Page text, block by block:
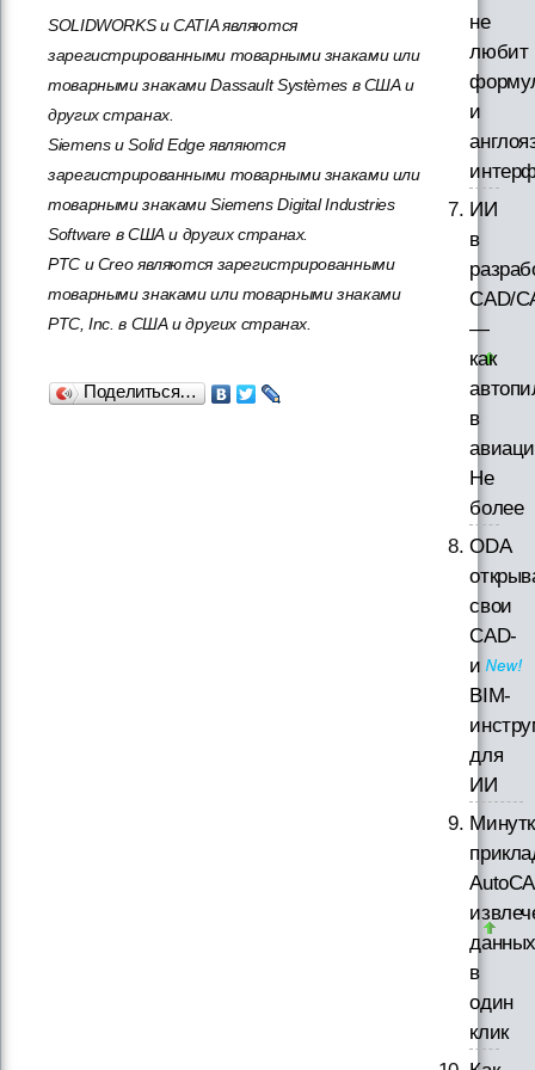
SOLIDWORKS и CATIA являются
зарегистрированными товарными знаками или
товарными знаками Dassault Systèmes в США и
других странах.
Siemens и Solid Edge являются
зарегистрированными товарными знаками или
товарными знаками Siemens Digital Industries
Software в США и других странах.
PTC и Creo являются зарегистрированными
товарными знаками или товарными знаками
PTC, Inc. в США и других странах.
Поделиться…
не
любит
и
ИИ
в
CAD/
—
как
в
Не
более
ODA
свои
CAD-
и
BIM-
для
ИИ
в
один
клик